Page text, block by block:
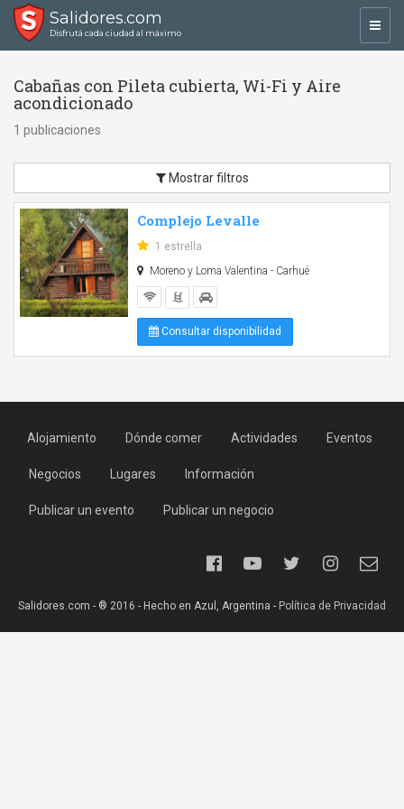
Salidores.com
Disfrutá cada ciudad al máximo
Cabañas con Pileta cubierta, Wi-Fi y Aire
acondicionado
1 publicaciones
Mostrar filtros
Complejo Levalle
1 estrella
Moreno y Loma Valentina - Carhué
Consultar disponibilidad
Alojamiento Dónde comer Actividades Eventos
Negocios Lugares Información
Publicar un evento Publicar un negocio
Salidores.com - ® 2016 - Hecho en Azul, Argentina - Política de Privacidad